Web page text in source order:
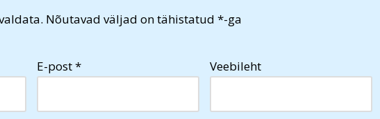
Nõutavad väljad on tähistatud *-ga
E-post* Veebileht